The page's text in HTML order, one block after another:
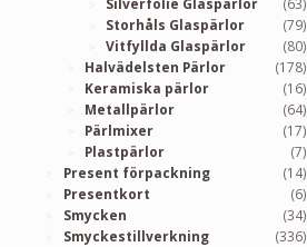
Silverfolie Glaspärlor
(63)
Storhåls Glaspärlor
(79)
Vitfyllda Glaspärlor
(80)
Halvädelsten Pärlor
(178)
Keramiska pärlor
(16)
Metallpärlor
(64)
Pärlmixer
(17)
Plastpärlor
(7)
Present förpackning
(14)
Presentkort
(6)
Smycken
(34)
Smyckestillverkning
(336)